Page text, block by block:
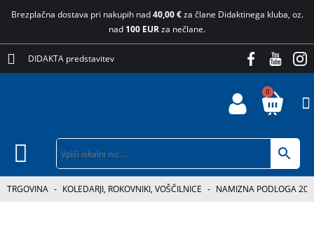
Brezplačna dostava pri nakupih nad40,00 €za člane Didaktinega kluba, oz.
nad 100 EURza nečlane.
DIDAKTA predstavitev
0
TRGOVINA - KOLEDARJI, ROKOVNIKI, VOŠČILNICE - NAMIZNA PODLOGA